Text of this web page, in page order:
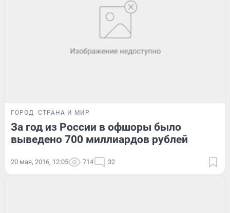
ГОРОД СТРАНА И МИР
За год из России в офшоры было
выведено 700 миллиардов рублей
20 мая, 2016, 12:05 714 32